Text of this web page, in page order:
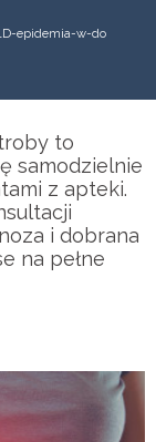
epidemia-w-do
to
samodzielnie
z apteki.
i dobrana
na pełne